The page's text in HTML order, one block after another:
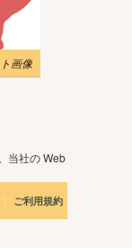
画像
当社の Web
| ご利用規約